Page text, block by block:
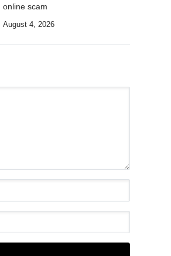
online scam
August 4, 2026